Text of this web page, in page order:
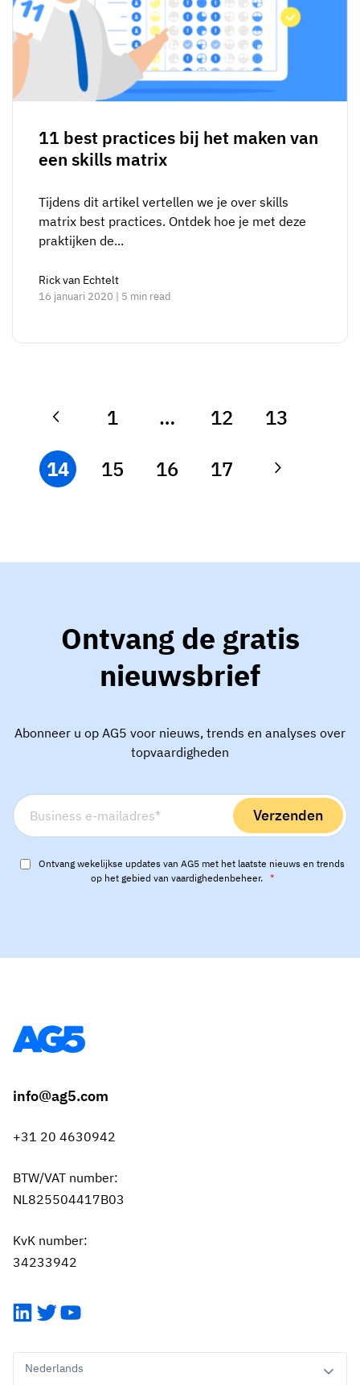
11 best practices bij het maken van
een skills matrix
Tijdens dit artikel vertellen we je over skills
matrix best practices. Ontdek hoe je met deze
praktijken de...
Rick van Echtelt
16 januari 2020 | 5 min read
1 … 12
13
14
15 16 17
Ontvang de gratis
nieuwsbrief
Abonneer u op AG5 voor nieuws, trends en analyses over
topvaardigheden
Ontvang wekelijkse updates van AG5 met het laatste nieuws en trends
op het gebied van vaardighedenbeheer. *
info@ag5.com
+31 20 4630942
BTW/VAT number:
NL825504417B03
KvK number:
34233942
LinkedIn
TwitterYouTube
Nederlands